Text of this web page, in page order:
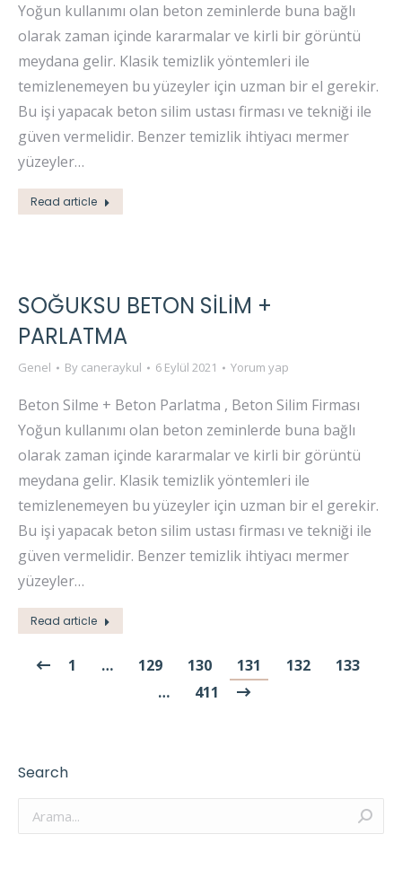
Yoğun kullanımı olan beton zeminlerde buna bağlı
olarak zaman içinde kararmalar ve kirli bir görüntü
meydana gelir. Klasik temizlik yöntemleri ile
temizlenemeyen bu yüzeyler için uzman bir el gerekir.
Bu işi yapacak beton silim ustası firması ve tekniği ile
güven vermelidir. Benzer temizlik ihtiyacı mermer
yüzeyler…
Read article
SOĞUKSU BETON SİLİM +
PARLATMA
Genel By caneraykul 6 Eylül 2021 Yorum yap
Beton Silme + Beton Parlatma , Beton Silim Firması
Yoğun kullanımı olan beton zeminlerde buna bağlı
olarak zaman içinde kararmalar ve kirli bir görüntü
meydana gelir. Klasik temizlik yöntemleri ile
temizlenemeyen bu yüzeyler için uzman bir el gerekir.
Bu işi yapacak beton silim ustası firması ve tekniği ile
güven vermelidir. Benzer temizlik ihtiyacı mermer
yüzeyler…
Read article
1 … 129 130 131 132
133
…
411
Search
Arama: